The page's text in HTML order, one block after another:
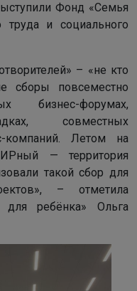
Фонд «Семья
труда и социального
– «не кто
сборы повсеместно
бизнес-форумах,
совместных
компаний. Летом на
— территория
такой сбор для
– отметила
ребёнка» Ольга